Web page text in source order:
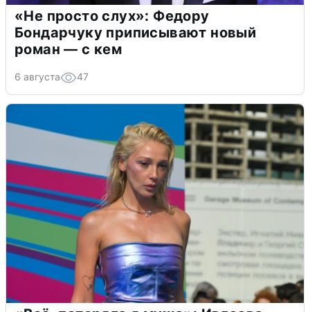
«Не просто слух»: Федору
Бондарчуку приписывают новый
роман — с кем
6 августа 47